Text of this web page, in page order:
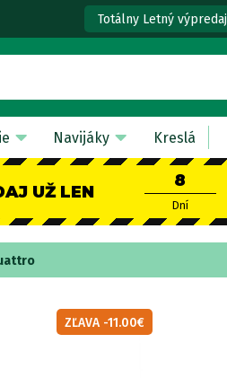
Totálny Letný výpredaj
Navijáky Kreslá
UŽ LEN
8
Dní
ZĽAVA -11.00€